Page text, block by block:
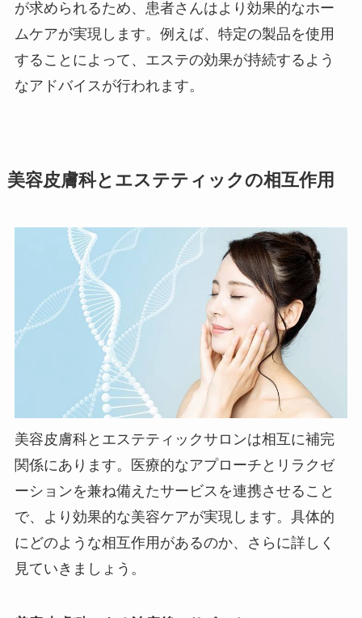
が求められるため、患者さんはより効果的なホー
ムケアが実現します。例えば、特定の製品を使用
することによって、エステの効果が持続するよう
なアドバイスが行われます。
美容皮膚科とエステティックの相互作用
美容皮膚科とエステティックサロンは相互に補完
関係にあります。医療的なアプローチとリラクゼ
ーションを兼ね備えたサービスを連携させること
で、より効果的な美容ケアが実現します。具体的
にどのような相互作用があるのか、さらに詳しく
見ていきましょう。